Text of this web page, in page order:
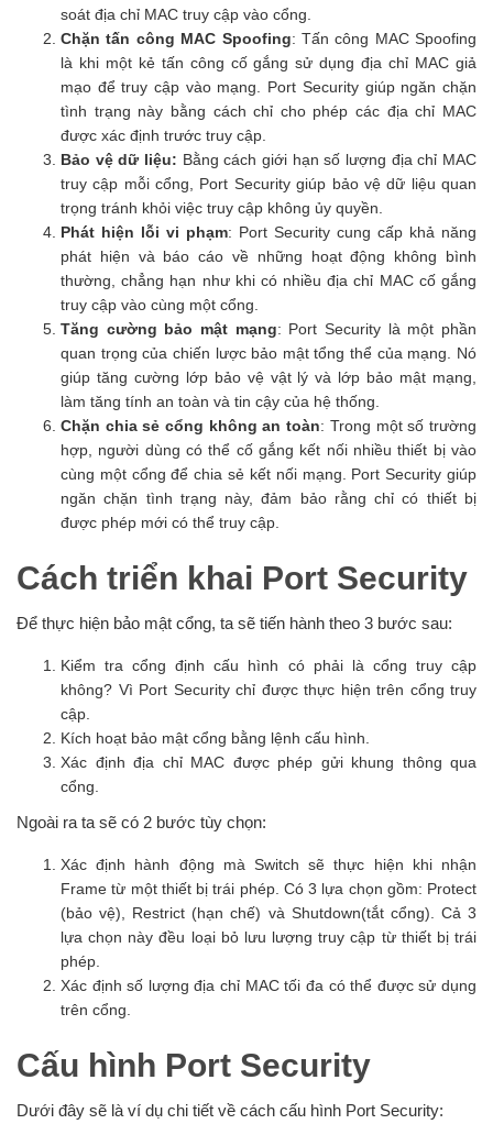
soát địa chỉ MAC truy cập vào cổng.
Chặn tấn công MAC Spoofing: Tấn công MAC Spoofing
là khi một kẻ tấn công cố gắng sử dụng địa chỉ MAC giả
mạo để truy cập vào mạng. Port Security giúp ngăn chặn
tình trạng này bằng cách chỉ cho phép các địa chỉ MAC
được xác định trước truy cập.
Bảo vệ dữ liệu: Bằng cách giới hạn số lượng địa chỉ MAC
truy cập mỗi cổng, Port Security giúp bảo vệ dữ liệu quan
trọng tránh khỏi việc truy cập không ủy quyền.
Phát hiện lỗi vi phạm: Port Security cung cấp khả năng
phát hiện và báo cáo về những hoạt động không bình
thường, chẳng hạn như khi có nhiều địa chỉ MAC cố gắng
truy cập vào cùng một cổng.
Tăng cường bảo mật mạng: Port Security là một phần
quan trọng của chiến lược bảo mật tổng thể của mạng. Nó
giúp tăng cường lớp bảo vệ vật lý và lớp bảo mật mạng,
làm tăng tính an toàn và tin cậy của hệ thống.
Chặn chia sẻ cổng không an toàn: Trong một số trường
hợp, người dùng có thể cố gắng kết nối nhiều thiết bị vào
cùng một cổng để chia sẻ kết nối mạng. Port Security giúp
ngăn chặn tình trạng này, đảm bảo rằng chỉ có thiết bị
được phép mới có thể truy cập.
Cách triển khai Port Security
Để thực hiện bảo mật cổng, ta sẽ tiến hành theo 3 bước sau:
Kiểm tra cổng định cấu hình có phải là cổng truy cập
không? Vì Port Security chỉ được thực hiện trên cổng truy
cập.
Kích hoạt bảo mật cổng bằng lệnh cấu hình.
Xác định địa chỉ MAC được phép gửi khung thông qua
cổng.
Ngoài ra ta sẽ có 2 bước tùy chọn:
Xác định hành động mà Switch sẽ thực hiện khi nhận
Frame từ một thiết bị trái phép. Có 3 lựa chọn gồm: Protect
(bảo vệ), Restrict (hạn chế) và Shutdown(tắt cổng). Cả 3
lựa chọn này đều loại bỏ lưu lượng truy cập từ thiết bị trái
phép.
Xác định số lượng địa chỉ MAC tối đa có thể được sử dụng
trên cổng.
Cấu hình Port Security
Dưới đây sẽ là ví dụ chi tiết về cách cấu hình Port Security: